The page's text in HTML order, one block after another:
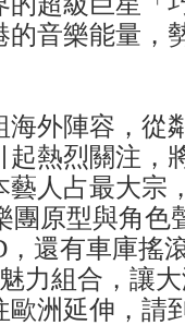
音樂能量，
海外陣容，從
熱烈關注，
人占最大宗
團原型與角色
還有車庫搖
力組合，讓
歐洲延伸，請